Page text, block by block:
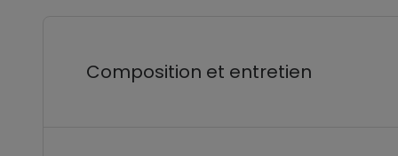
Composition et entretien